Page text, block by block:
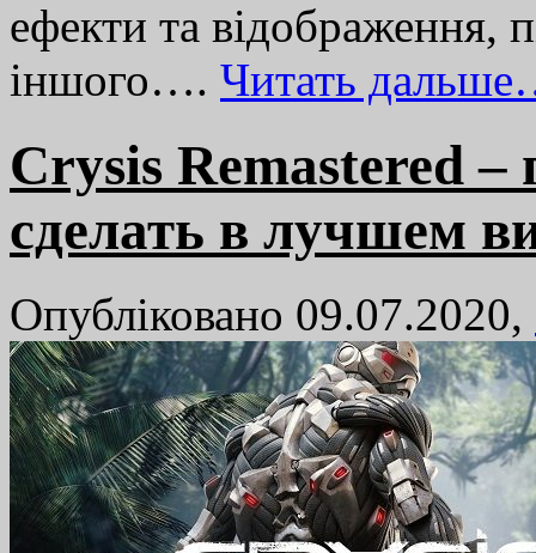
ефекти та відображення,
іншого…. Читать
Crysis Remastered –
сделать в лучшем
Опубліковано 09.07.2020,